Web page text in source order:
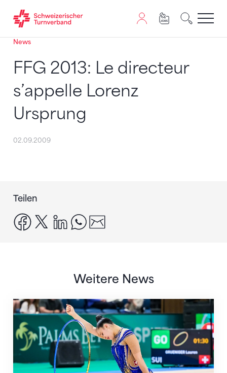
Zum Inhalt springen
Zur Sitemap navigieren
Zum Navigieren dieser Seite wird JavaScript benötigt.
News
FFG 2013: Le directeur
s’appelle Lorenz
Ursprung
02.09.2009
Teilen
facebook
x linkedinwhatsapp
Weitere News
Nächster Halt: Weltmeisterschaft